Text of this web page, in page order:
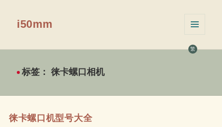
繁
i50mm
挂件
标签：徕卡螺口相机
徕卡螺口机型号大全